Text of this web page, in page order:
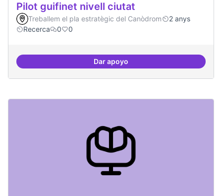
Pilot guifinet nivell ciutat
Treballem el pla estratègic del Canòdrom
2 anys
Recerca
0 0
Dar apoyoPilot guifinet nivell ciutat